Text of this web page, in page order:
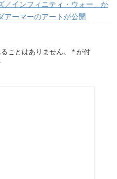
／インフィニティ・ウォー」か
アーマーのアートが公開
ことはありません。 * が付